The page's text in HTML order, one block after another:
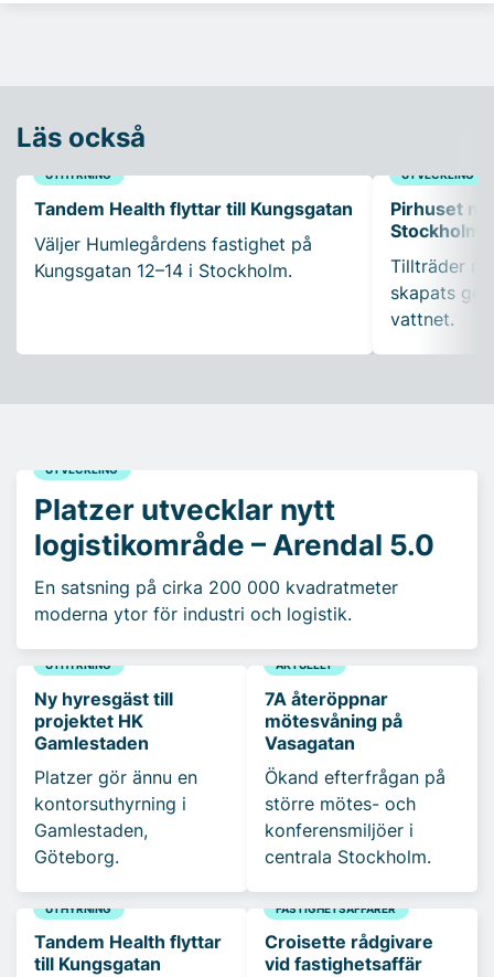
Läs också
UTHYRNING
Tandem Health flyttar till Kungsgatan
Väljer Humlegårdens fastighet på
Kungsgatan 12–14 i Stockholm.
UTVECKLING
Pirhuset
Tillträder
skapats
vattnet.
UTVECKLING
Platzer utvecklar nytt
logistikområde – Arendal 5.0
En satsning på cirka 200 000 kvadratmeter
moderna ytor för industri och logistik.
UTHYRNING
Ny hyresgäst till
projektet HK
Gamlestaden
Platzer gör ännu en
kontorsuthyrning i
Gamlestaden,
Göteborg.
AKTUELLT
7A återöppnar
mötesvåning på
Vasagatan
Ökand efterfrågan på
större mötes- och
konferensmiljöer i
centrala Stockholm.
UTHYRNING
Tandem Health flyttar
till Kungsgatan
FASTIGHETSAFFÄRER
Croisette rådgivare
vid fastighetsaffär